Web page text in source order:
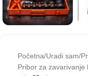
Početna/Uradi sam/
Pribor za zavarivanje